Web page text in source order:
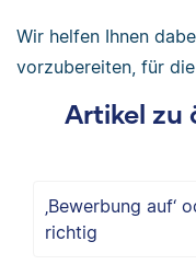
Wir helfen Ihnen
vorzubereiten, für
Artikel zu
‚Bewerbung auf‘
richtig